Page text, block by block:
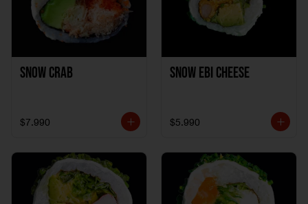
Snow Crab
$7.990
Snow Ebi Cheese
$5.990